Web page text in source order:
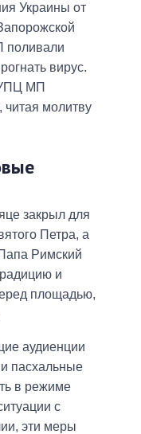
Украины от
поливали
вирус.
МП
читая молитву
закрыл для
Петра, а
Римский
и
площадью,
аудиенции
пасхальные
в режиме
с
эти меры